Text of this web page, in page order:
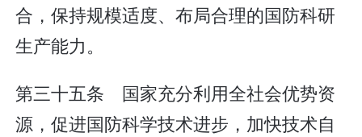
合，保持规模适度、布局合理的国防科研
生产能力。
第三十五条 国家充分利用全社会优势资
源，促进国防科学技术进步，加快技术自